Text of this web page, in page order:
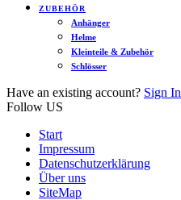
ZUBEHÖR
Anhänger
Helme
Kleinteile & Zubehör
Schlösser
Have an existing account? Sign In
Follow US
Start
Impressum
Datenschutzerklärung
Über uns
SiteMap